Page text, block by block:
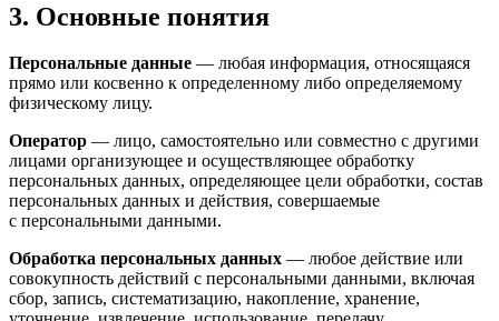
3. Основные понятия
Персональные данные — любая информация, относящаяся
прямо или косвенно к определенному либо определяемому
физическому лицу.
Оператор — лицо, самостоятельно или совместно с другими
лицами организующее и осуществляющее обработку
персональных данных, определяющее цели обработки, состав
персональных данных и действия, совершаемые
с персональными данными.
Обработка персональных данных — любое действие или
совокупность действий с персональными данными, включая
сбор, запись, систематизацию, накопление, хранение,